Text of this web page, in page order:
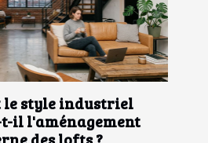
le style industriel
il l'aménagement